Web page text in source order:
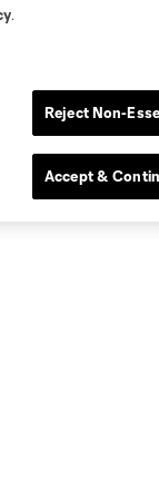
.
Reject Non-
Accept &